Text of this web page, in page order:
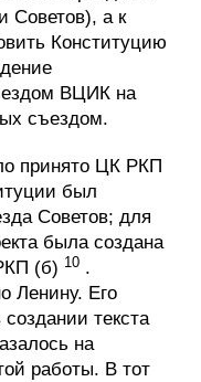
Советов), а к
Конституцию
ВЦИК на
съездом.
принято ЦК РКП
был
Советов; для
была создана
(б) 10 .
Ленину. Его
текста
на
работы. В тот